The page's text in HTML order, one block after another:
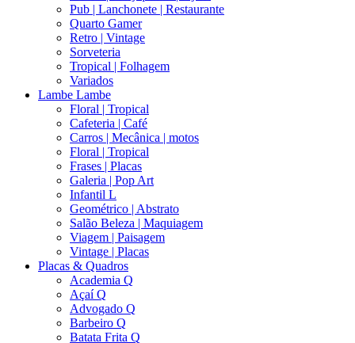
Pub | Lanchonete | Restaurante
Quarto Gamer
Retro | Vintage
Sorveteria
Tropical | Folhagem
Variados
Lambe Lambe
Floral | Tropical
Cafeteria | Café
Carros | Mecânica | motos
Floral | Tropical
Frases | Placas
Galeria | Pop Art
Infantil L
Geométrico | Abstrato
Salão Beleza | Maquiagem
Viagem | Paisagem
Vintage | Placas
Placas & Quadros
Academia Q
Açaí Q
Advogado Q
Barbeiro Q
Batata Frita Q